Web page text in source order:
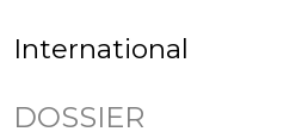
International
DOSSIER